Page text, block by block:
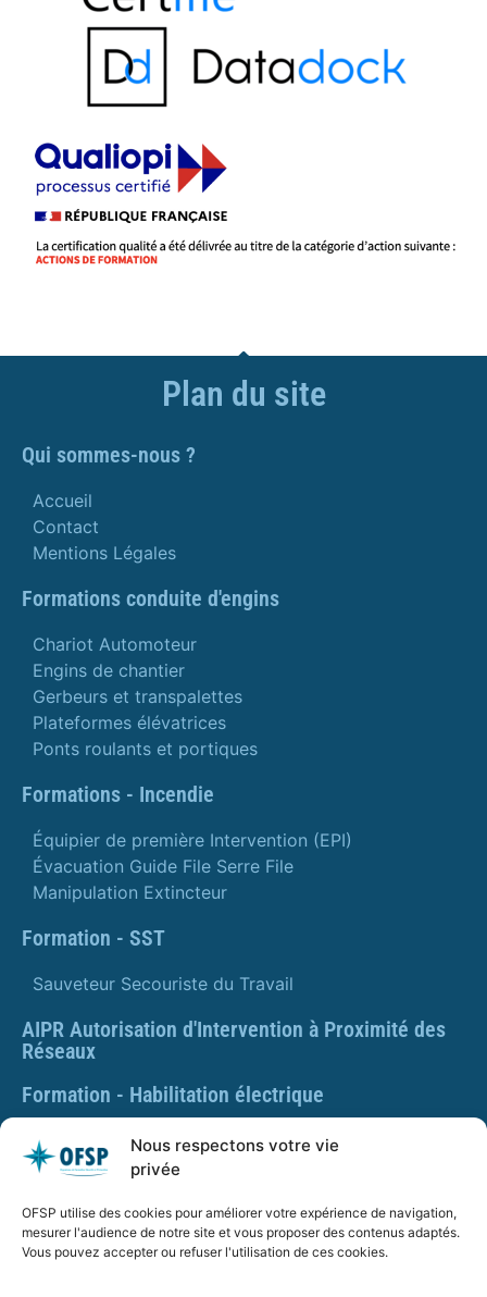
Nous respectons votre vie
privée
OFSP utilise des cookies pour améliorer votre expérience de navigation,
mesurer l'audience de notre site et vous proposer des contenus adaptés.
Vous pouvez accepter ou refuser l'utilisation de ces cookies.
Plan du site
Qui sommes-nous ?
Accueil
Contact
Mentions Légales
Formations conduite d'engins
Chariot Automoteur
Engins de chantier
Gerbeurs et transpalettes
Plateformes élévatrices
Ponts roulants et portiques
Formations - Incendie
Équipier de première Intervention (EPI)
Évacuation Guide File Serre File
Manipulation Extincteur
Formation - SST
Sauveteur Secouriste du Travail
AIPR Autorisation d'Intervention à Proximité des
Réseaux
Formation - Habilitation électrique
Formation - Gestes et postures
Formation Gestes et Postures - Prévention des TMS
PLAQUETTE DE PRÉSENTATION OFSP